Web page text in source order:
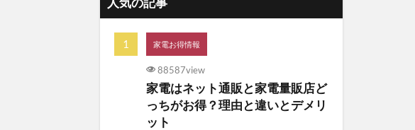
家電お得情報
88587view
家電はネット通販と家電量販店ど
っちがお得？理由と違いとデメリ
ット